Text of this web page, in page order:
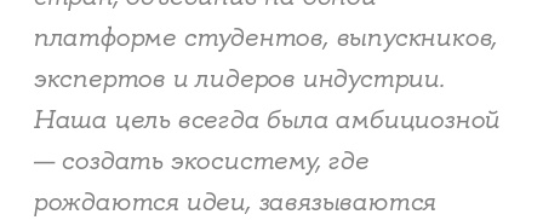
платформе студентов, выпускников,
экспертов и лидеров индустрии.
Наша цель всегда была амбициозной
— создать экосистему, где
рождаются идеи, завязываются